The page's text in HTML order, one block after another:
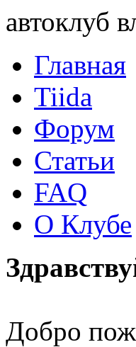
автоклуб
Главная
Tiida
Форум
Статьи
FAQ
О Клубе
Добро